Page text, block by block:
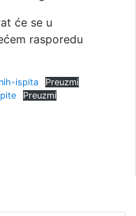
će se u
rasporedu
ispita
Preuzmi
Preuzmi